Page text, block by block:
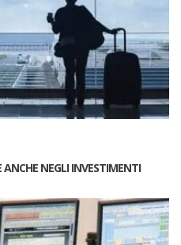
ANCHE NEGLI INVESTIMENTI